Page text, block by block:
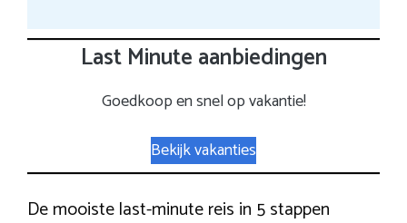
Last Minute aanbiedingen
Goedkoop en snel op vakantie!
Bekijk vakanties
De mooiste last-minute reis in 5 stappen